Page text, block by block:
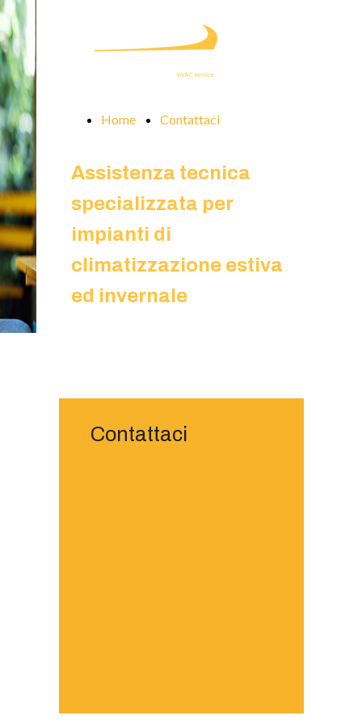
Home Contattaci
Assistenza tecnica
specializzata per
impianti di
climatizzazione estiva
ed invernale
Contattaci